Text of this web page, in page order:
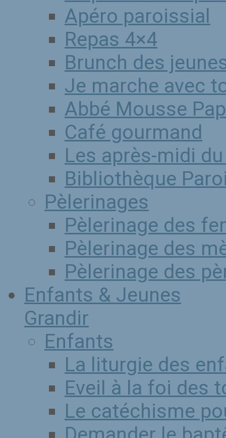
Apéro paroissial
Repas 4×4
Brunch des
Je marche avec
Abbé Mousse
Café gourmand
Les après-midi
Bibliothèque
Pèlerinages
Pèlerinage des
Pèlerinage des
Pèlerinage des
Enfants & Jeunes
Grandir
Enfants
La liturgie des
Eveil à la foi des
Le catéchisme